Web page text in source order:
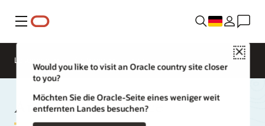
Menü
Close
Would you like to visit an Oracle country site closer
to you?
Möchten Sie die Oracle-Seite eines weniger weit
entfernten Landes besuchen?
Lösungen
Anything as a Service